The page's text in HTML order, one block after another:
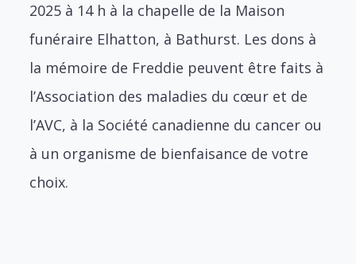
2025 à 14 h à la chapelle de la Maison
funéraire Elhatton, à Bathurst. Les dons à
la mémoire de Freddie peuvent être faits à
l’Association des maladies du cœur et de
l’AVC, à la Société canadienne du cancer ou
à un organisme de bienfaisance de votre
choix.